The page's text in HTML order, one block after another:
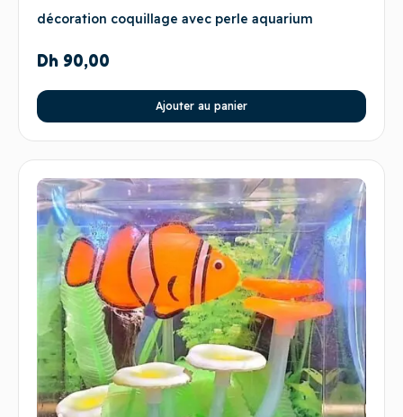
décoration coquillage avec perle aquarium
Dh 90,00
Ajouter au panier